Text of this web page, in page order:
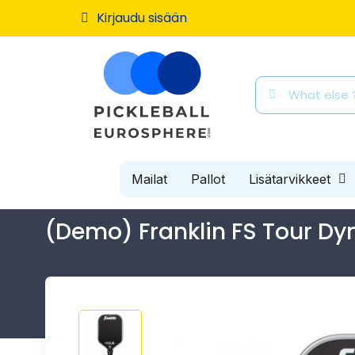
Kirjaudu sisään
Mailat Pallot Lisätarvikkeet
(Demo) Franklin FS Tour